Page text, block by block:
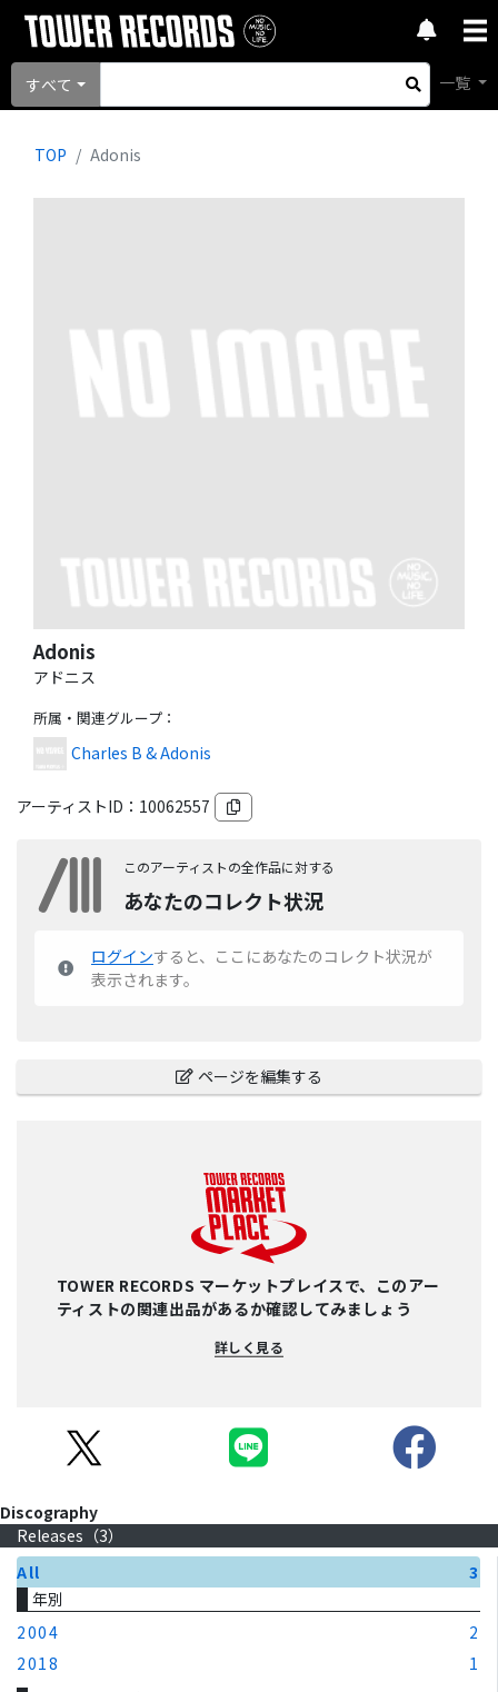
すべて 一覧
TOP Adonis
Adonis
アドニス
所属・関連グループ ：
Charles B & Adonis
アーティストID： 10062557
このアーティストの全作品に対する
あなたのコレクト状況
ログインすると、ここにあなたのコレクト状況が
表示されます。
ページを編集する
TOWER RECORDS マーケットプレイスで、このアー
ティストの関連出品があるか確認してみましょう
詳しく見る
Discography
Releases（3）
All
3
年別
2004
2
2018
1